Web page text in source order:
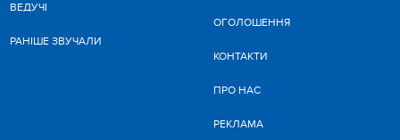
ВЕДУЧІ
РАНІШЕ ЗВУЧАЛИ
ОГОЛОШЕННЯ
КОНТАКТИ
ПРО НАС
РЕКЛАМА